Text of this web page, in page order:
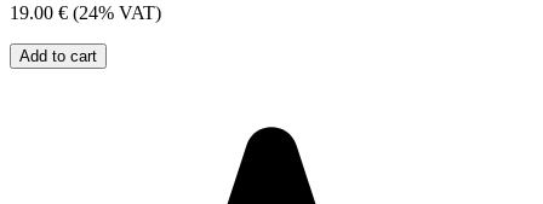
19.00 € (24% VAT)
Add to cart